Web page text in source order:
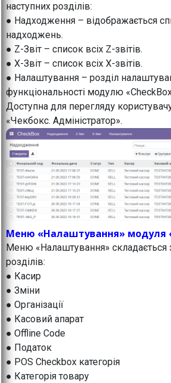
наступних розділів:
● Надходження – відображається
надходжень.
● Z-Звіт – список всіх Z-звітів.
● X-Звіт – список всіх X-звітів.
● Налаштування – розділ
функціональності модулю
Доступна для перегляду
«Чекбокс. Адміністратор».
Меню «Налаштування» модуля
Меню «Налаштування» складається
розділів:
● Касир
● Зміни
● Організації
● Касовий апарат
● Offline Code
● Податок
● POS Checkbox категорія
● Категорія товару